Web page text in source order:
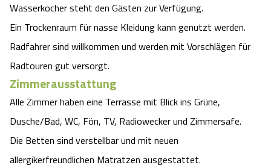
Wasserkocher steht den Gästen zur Verfügung.
Ein Trockenraum für nasse Kleidung kann genutzt werden.
Radfahrer sind willkommen und werden mit Vorschlägen für
Radtouren gut versorgt.
Zimmerausstattung
Alle Zimmer haben eine Terrasse mit Blick ins Grüne,
Dusche/Bad, WC, Fön, TV, Radiowecker und Zimmersafe.
Die Betten sind verstellbar und mit neuen
allergikerfreundlichen Matratzen ausgestattet.